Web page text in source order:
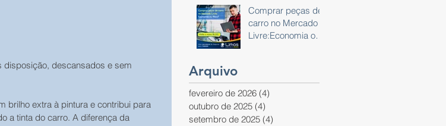
descansados e sem
brilho extra à pintura e contribui para
a tinta do carro. A diferença da
Comprar peças de
carro no Mercado
Livre:Economia ou
Arquivo
fevereiro de 2026 (4)
outubro de 2025 (4)
setembro de 2025 (4)